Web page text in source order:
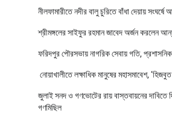
নীলফামারীতে নদীর বালু চুরিতে বাঁধা দেয়ায়
শ্রীমঙ্গলের সাইফুর রহমান জাবেদ অর্জন করলেন
ফরিদপুর পৌরসভায় নাগরিক সেবায় গতি,
নোয়াখালীতে লক্ষাধিক মানুষের মহাসমাবেশ, ‘হিজবুত
জুলাই সনদ ও গণভোটের রায় বাস্তবায়নের দাবিতে
গণমিছিল